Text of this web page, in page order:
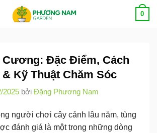
0
Cương: Đặc Điểm, Cách
Kỹ Thuật Chăm Sóc
2025 bởi Đặng Phương Nam
người chơi cây cảnh lâu năm, tùng
đánh giá là một trong những dòng